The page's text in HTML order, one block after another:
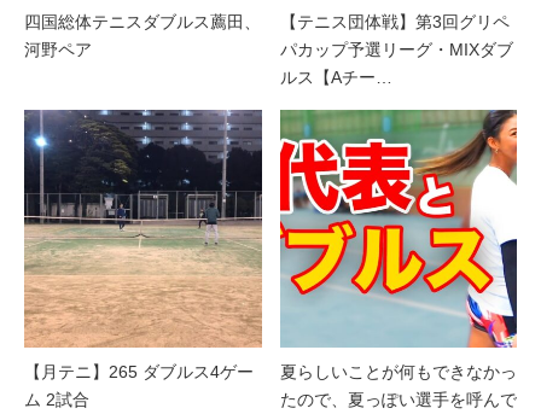
四国総体テニスダブルス薦田、
河野ペア
【テニス団体戦】第3回グリペ
パカップ予選リーグ・MIXダブ
ルス【Aチー…
【月テニ】265 ダブルス4ゲー
ム 2試合
夏らしいことが何もできなかっ
たので、夏っぽい選手を呼んで